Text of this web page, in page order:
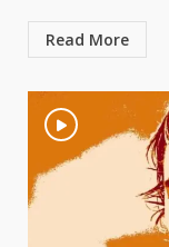
Read More